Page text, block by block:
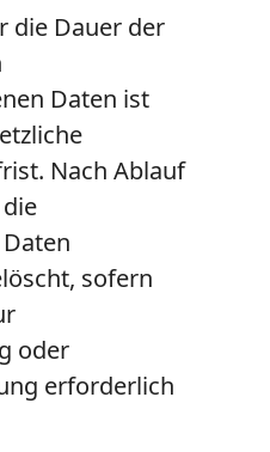
die Dauer der
Daten ist
Nach Ablauf
sofern
oder
erforderlich